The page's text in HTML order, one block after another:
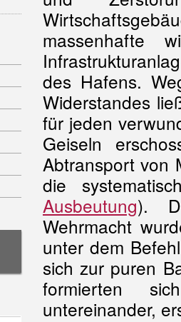
massenhafte
des Hafens.
Widerstandes
für jeden
Geiseln
Abtransport von
die
Ausbeutung).
Wehrmacht
unter dem
sich zur puren
formierten
untereinander,